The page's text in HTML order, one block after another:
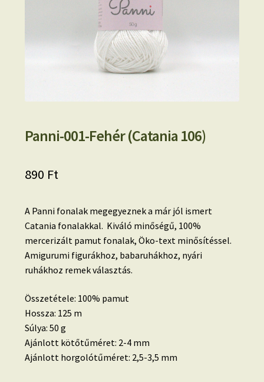
Panni-001-Fehér (Catania 106)
890 Ft
A Panni fonalak megegyeznek a már jól ismert
Catania fonalakkal. Kiváló minőségű, 100%
mercerizált pamut fonalak, Öko-text minősítéssel.
Amigurumi figurákhoz, babaruhákhoz, nyári
ruhákhoz remek választás.
Összetétele: 100% pamut
Hossza: 125 m
Súlya: 50 g
Ajánlott kötőtűméret: 2-4 mm
Ajánlott horgolótűméret: 2,5-3,5 mm